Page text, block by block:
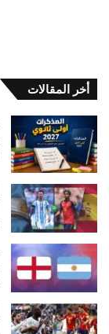
أخر المقالات